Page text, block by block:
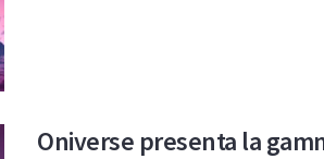
Oniverse presenta la